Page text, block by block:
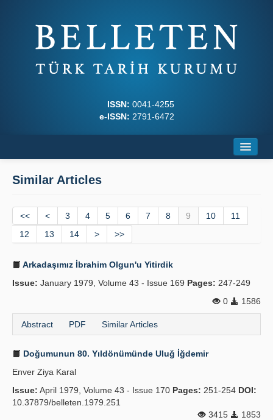
ISSN: 0041-4255
e-ISSN: 2791-6472
Journal Boards
Writing Rules
Principles
Publication Policies
Guidelines
Contact Us
Similar Articles
<< < 3 4 5 6 7 8 9 10
11
12
13 14 > >>
Arkadaşımız İbrahim Olgun'u Yitirdik
Issue: January 1979, Volume 43 - Issue 169 Pages: 247-249
0
1586
Abstract PDF Similar Articles
Doğumunun 80. Yıldönümünde Uluğ İğdemir
Enver Ziya Karal
Issue: April 1979, Volume 43 - Issue 170 Pages: 251-254 DOI:
10.37879/belleten.1979.251
3415
1853